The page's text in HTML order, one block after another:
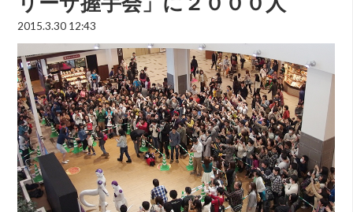
2015.3.30 12:43